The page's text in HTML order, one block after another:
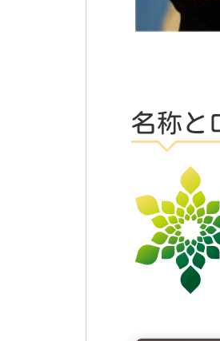
名称と